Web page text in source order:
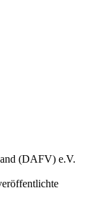
(DAFV) e.V.